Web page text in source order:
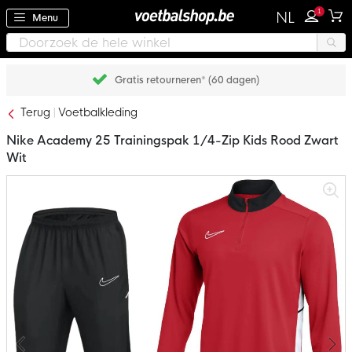
Menu NL 1
Gratis retourneren* (60 dagen)
Terug Voetbalkleding
afbeeldingen-
gallerij
Nike Academy 25 Trainingspak 1/4-Zip Kids Rood Zwart
Wit